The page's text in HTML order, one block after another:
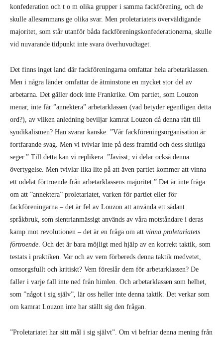
konfedera­tion och t o m olika grupper i samma fackförening, och de
skulle allesammans ge olika svar. Men proletariatets överväldigande
majoritet, som står utan­för båda fackförenings­konfederationerna, skulle
vid nuvarande tidpunkt inte svara över­huvud­taget.
Det finns inget land där fackföreningarna omfattar hela arbetarklassen.
Men i några länder om­fattar de åtminstone en mycket stor del av
arbetarna. Det gäller dock inte Frankrike. Om partiet, som Louzon
menar, inte får ”annektera” arbetarklassen (vad betyder egentligen detta
ord?), av vilken anledning beviljar kamrat Louzon då denna rätt till
syndikalismen? Han svarar kanske: ”Vår fackföreningsorganisation är
fortfarande svag. Men vi tvivlar inte på dess framtid och dess slutliga
seger.” Till detta kan vi replikera: ”Javisst; vi delar också denna
övertygelse. Men tvivlar lika lite på att även partiet kommer att vinna
ett odelat förtroende från arbetarklassens majoritet.” Det är inte fråga
om att ”annektera” proletariatet, varken för partiet eller för
fackföreningarna – det är fel av Louzon att använda ett sådant
språkbruk, som slentrianmässigt används av våra motståndare i deras
kamp mot revolutionen – det är en fråga om att vinna proletariatets
förtroende . Och det är bara möjligt med hjälp av en korrekt taktik, som
testats i praktiken. Var och av vem förbereds denna taktik medvetet,
omsorgsfullt och kritiskt? Vem föreslår dem för arbetarklassen? De
faller i varje fall inte ned från himlen. Och arbetarklassen som helhet,
som ”något i sig själv”, lär oss heller inte denna taktik. Det verkar som
om kamrat Louzon inte har ställt sig den frågan.
”Proletariatet har sitt mål i sig självt”. Om vi befriar denna mening från